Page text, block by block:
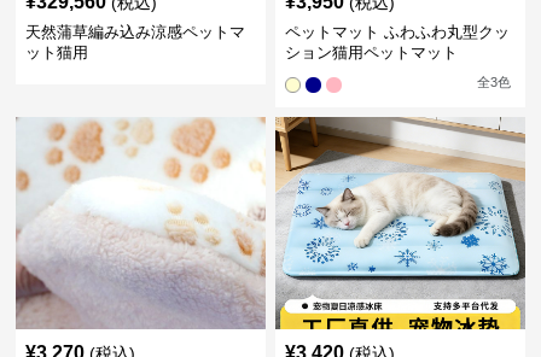
天然蒲草編み込み涼感ペットマ
ット猫用
ペットマット ふわふわ丸型クッ
ション猫用ペットマット
全3色